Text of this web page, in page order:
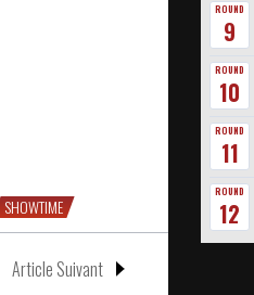
ROUND
9
ROUND
10
ROUND
11
ROUND
12
SHOWTIME
Article Suivant